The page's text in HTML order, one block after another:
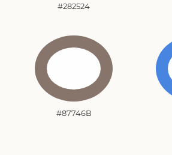
#282524
#87746B